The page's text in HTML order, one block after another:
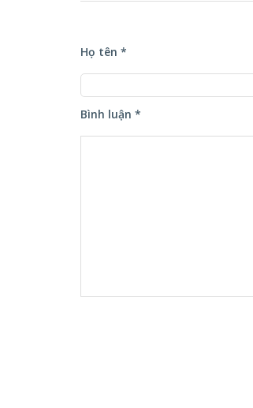
Họ tên *
Bình luận *